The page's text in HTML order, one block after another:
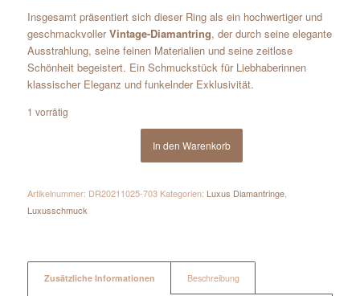
Insgesamt präsentiert sich dieser Ring als ein hochwertiger und
geschmackvollerVintage-Diamantring, der durch seine elegante
Ausstrahlung, seine feinen Materialien und seine zeitlose
Schönheit begeistert. Ein Schmuckstück für Liebhaberinnen
klassischer Eleganz und funkelnder Exklusivität.
1 vorrätig
In den Warenkorb
Artikelnummer: DR20211025-703 Kategorien: Luxus Diamantringe,
Luxusschmuck
Zusätzliche Informationen Beschreibung